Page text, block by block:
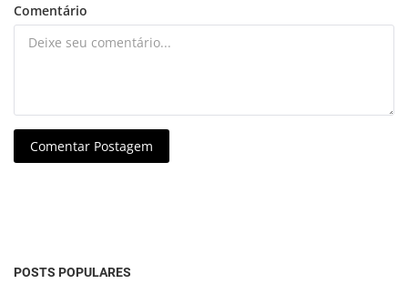
Comentário
Comentar Postagem
POSTS POPULARES